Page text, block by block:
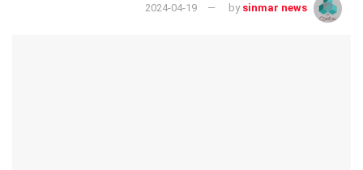
by sinmar news
2024-04-19